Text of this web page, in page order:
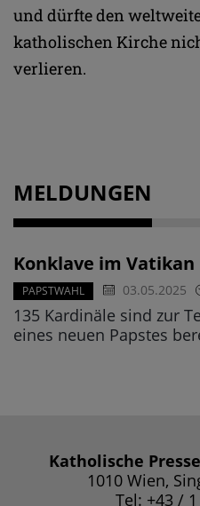
und dürfte den
katholischen Kirche
verlieren.
MELDUNGEN
Konklave im
PAPSTWAHL 03.05.2025
135 Kardinäle sind zur
eines neuen Papstes
Katholische
1010 Wien,
Tel: +43 /